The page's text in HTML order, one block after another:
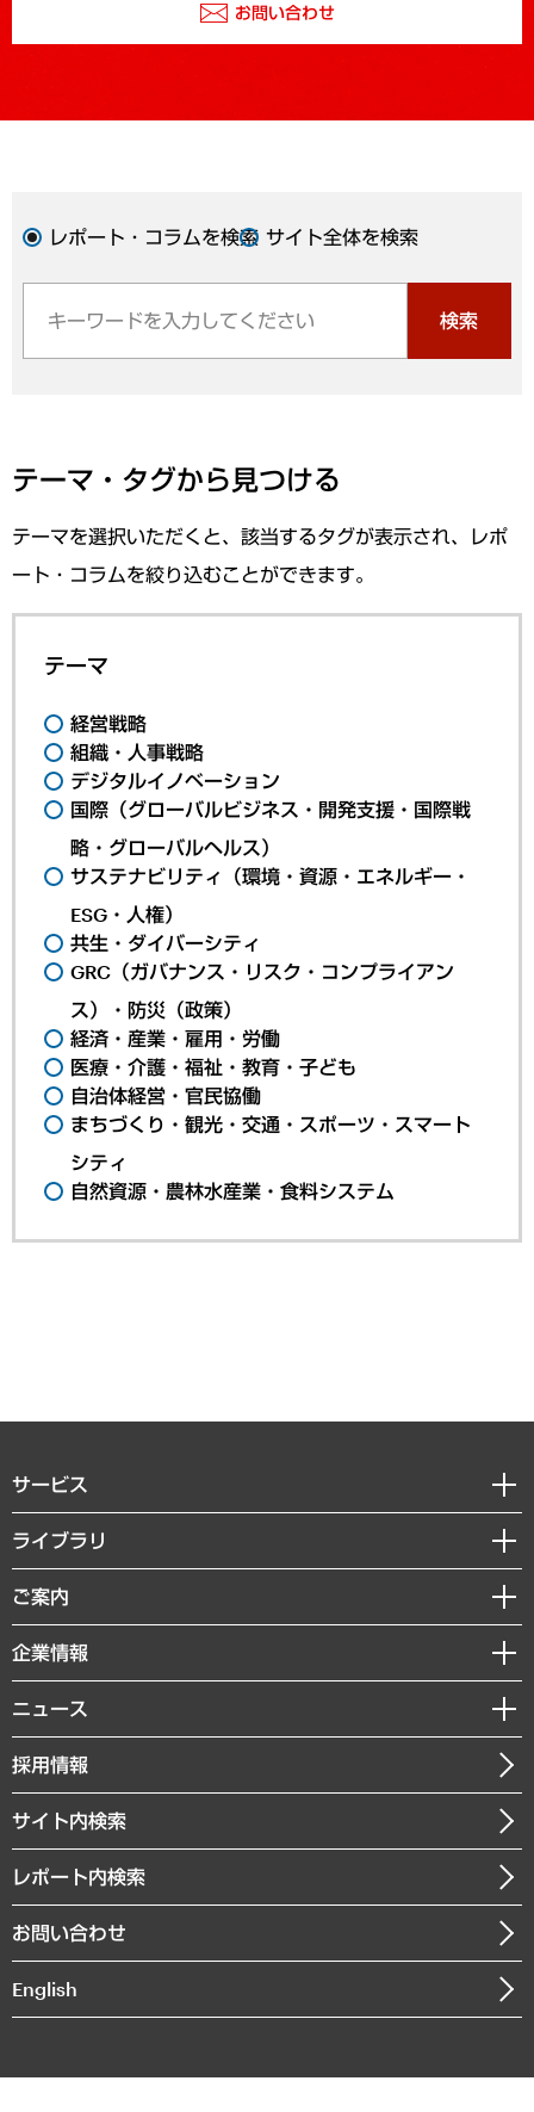
お問い合わせ
レポート・コラムを検索 サイト全体を検索
検索
テーマ・タグから見つける
テーマを選択いただくと、該当するタグが表示され、レポ
ート・コラムを絞り込むことができます。
テーマ
経営戦略
組織・人事戦略
デジタルイノベーション
国際（グローバルビジネス・開発支援・国際戦
略・グローバルヘルス）
サステナビリティ（環境・資源・エネルギー・
ESG・人権）
共生・ダイバーシティ
GRC（ガバナンス・リスク・コンプライアン
ス）・防災（政策）
経済・産業・雇用・労働
医療・介護・福祉・教育・子ども
自治体経営・官民協働
まちづくり・観光・交通・スポーツ・スマート
シティ
自然資源・農林水産業・食料システム
サービス
経営戦略
組織・人事戦略
デジタルイノベーション
共生・ダイバーシティ
GRC（ガバナンス・リスク・コンプライアンス）・防災（政策）
経済・産業・雇用・労働
まちづくり・観光・交通・スポーツ・スマートシティ
自然資源・農林水産業・食料システム
ライブラリ
経済調査
レポート
コラム
経営用語集
受託・受注実績（官公庁関連）
メディア掲載・出演
ご案内
セミナー・イベント情報
MUFGビジネスセミナー
受託案件情報
企業情報
私たちの想い
社長メッセージ
会社概要
沿革
組織図・本部部室紹介
インドネシア現地法人
個人情報保護方針
ニュース
ニュースリリース
お知らせ
採用情報
サイト内検索
レポート内検索
お問い合わせ
English